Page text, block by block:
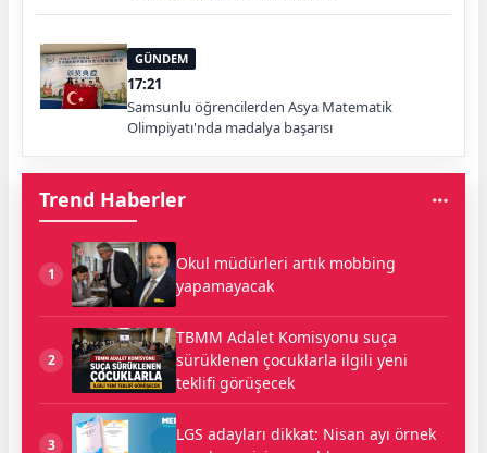
GÜNDEM
17:21
Samsunlu öğrencilerden Asya Matematik
Olimpiyatı'nda madalya başarısı
Trend Haberler
1
Okul müdürleri artık mobbing
yapamayacak
2
TBMM Adalet Komisyonu suça
sürüklenen çocuklarla ilgili yeni
teklifi görüşecek
3
LGS adayları dikkat: Nisan ayı örnek